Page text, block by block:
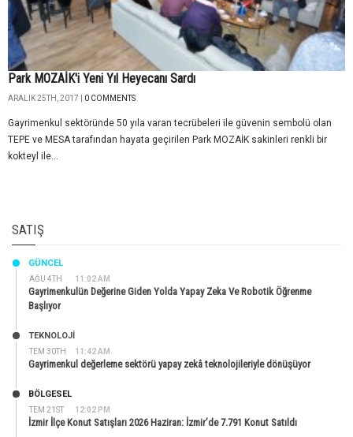
Park MOZAİK'i Yeni Yıl Heyecanı Sardı
ARALIK 25TH, 2017 | 0 COMMENTS
Gayrimenkul sektöründe 50 yıla varan tecrübeleri ile güvenin sembolü olan
TEPE ve MESA tarafından hayata geçirilen Park MOZAİK sakinleri renkli bir
kokteyl ile...
SATIŞ
AĞU 4TH 11:02 AM
GÜNCEL
Gayrimenkulün Değerine Giden Yolda Yapay Zeka Ve Robotik Öğrenme
Başlıyor
TEM 30TH 11:42 AM
TEKNOLOJİ
Gayrimenkul değerleme sektörü yapay zekâ teknolojileriyle dönüşüyor
TEM 21ST 12:02 PM
BÖLGESEL
İzmir İlçe Konut Satışları 2026 Haziran: İzmir’de 7.791 Konut Satıldı